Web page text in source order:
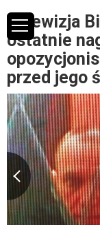
Telewizja
ostatnie
przed jego